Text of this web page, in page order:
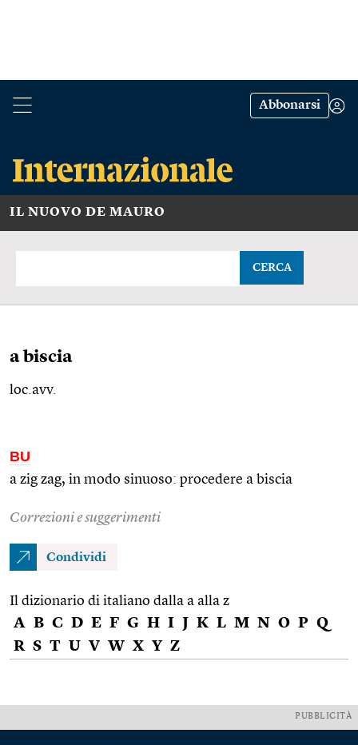
Abbonarsi
IL NUOVO DE MAURO
CERCA
a biscia
loc.avv.
BU
a zig zag, in modo sinuoso: procedere a biscia
Correzioni e suggerimenti
Condividi
Il dizionario di italiano dalla a alla z
A B C D E F G H I J K L M N O P Q
R S T U V W X Y Z
PUBBLICITÀ